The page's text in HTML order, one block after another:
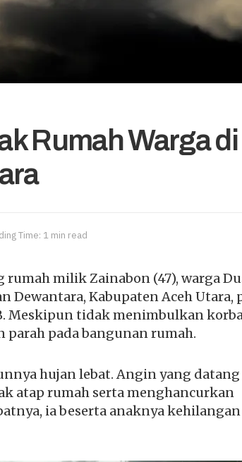
Rumah Warga di
Time: 1 min read
milik Zainabon (47), warga
Dewantara, Kabupaten Aceh Utara,
Meskipun tidak menimbulkan
pada bangunan rumah.
hujan lebat. Angin yang datang
atap rumah serta menghancurkan
ia beserta anaknya kehilangan